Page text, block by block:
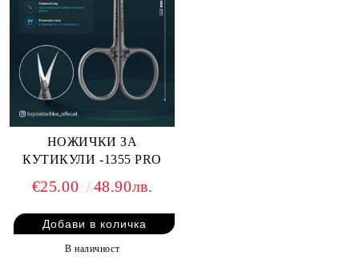
НОЖИЧКИ ЗА
КУТИКУЛИ -1355 PRO
€25.00 48.90лв.
В наличност